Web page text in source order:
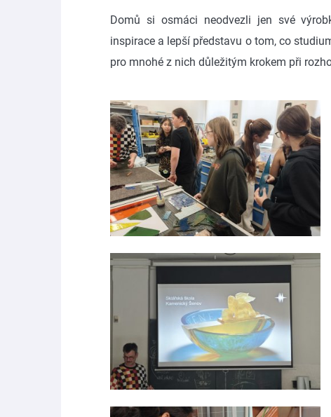
Domů si osmáci neodvezli jen své
inspirace a lepší představu o tom, co
pro mnohé z nich důležitým krokem při